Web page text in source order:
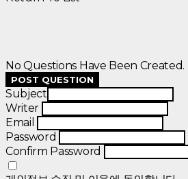
No Questions Have Been Created.
POST QUESTION
Subject
Writer
Email
Password
Confirm Password